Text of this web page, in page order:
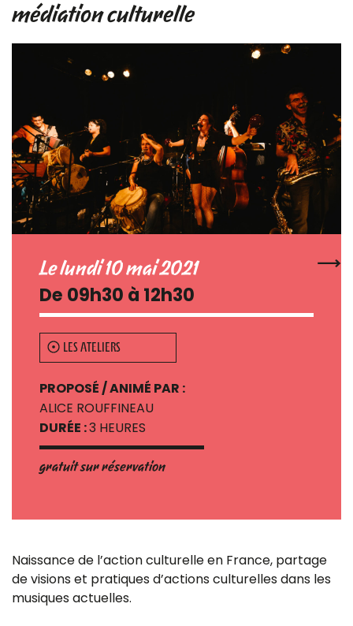
médiation culturelle
Le lundi 10 mai 2021
De 09h30 à 12h30
LES ATELIERS
PROPOSÉ / ANIMÉ PAR :
ALICE ROUFFINEAU
DURÉE :3 HEURES
gratuit sur réservation
Naissance de l’action culturelle en France, partage
de visions et pratiques d’actions culturelles dans les
musiques actuelles.